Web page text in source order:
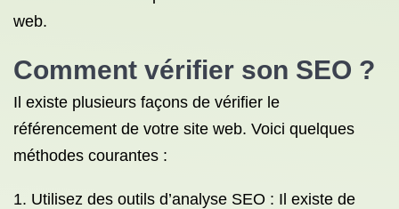
web.
Comment vérifier son SEO ?
Il existe plusieurs façons de vérifier le
référencement de votre site web. Voici quelques
méthodes courantes :
Utilisez des outils d’analyse SEO : Il existe de